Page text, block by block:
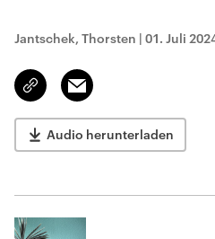
Jantschek, Thorsten | 01. Juli
Link
kopieren/teilen
Email
Audio herunterladen